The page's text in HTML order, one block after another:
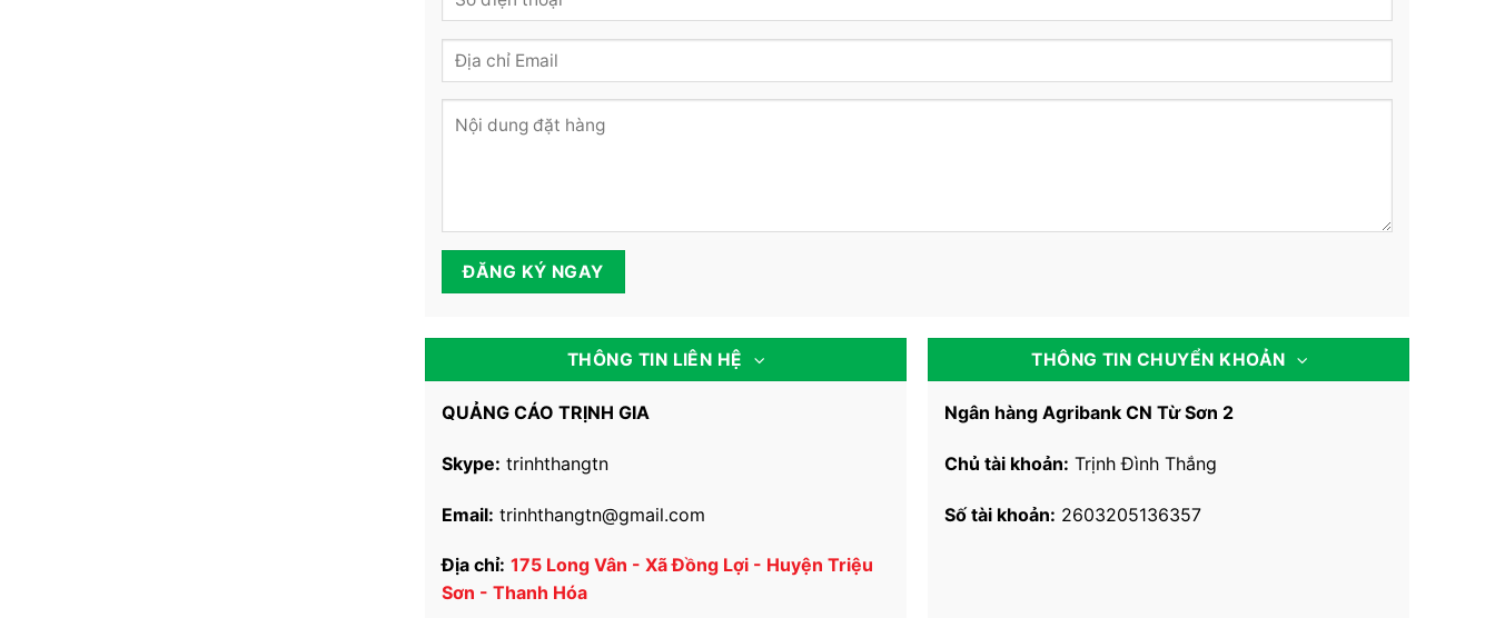
THÔNG TIN LIÊN HỆ
QUẢNG CÁO TRỊNH GIA
Skype: trinhthangtn
Email: trinhthangtn@gmail.com
Địa chỉ: 175 Long Vân - Xã Đồng Lợi - Huyện Triệu
Sơn - Thanh Hóa
THÔNG TIN CHUYỂN KHOẢN
Ngân hàng Agribank CN Từ Sơn 2
Chủ tài khoản: Trịnh Đình Thắng
Số tài khoản: 2603205136357